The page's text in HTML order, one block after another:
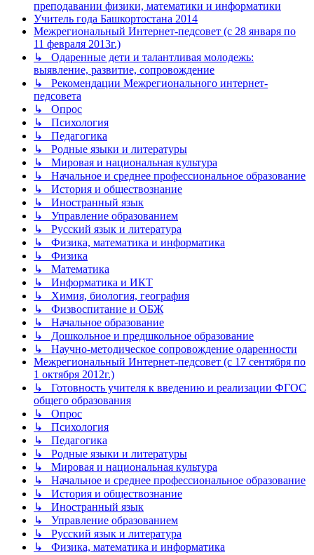
преподавании физики, математики и информатики
Учитель года Башкортостана 2014
Межрегиональный Интернет-педсовет (с 28 января по
11 февраля 2013г.)
↳ Одаренные дети и талантливая молодежь:
выявление, развитие, сопровождение
↳ Рекомендации Межрегионального интернет-
педсовета
↳ Опрос
↳ Психология
↳ Педагогика
↳ Родные языки и литературы
↳ Мировая и национальная культура
↳ Начальное и среднее профессиональное образование
↳ История и обществознание
↳ Иностранный язык
↳ Управление образованием
↳ Русский язык и литература
↳ Физика, математика и информатика
↳ Физика
↳ Математика
↳ Информатика и ИКТ
↳ Химия, биология, география
↳ Физвоспитание и ОБЖ
↳ Начальное образование
↳ Дошкольное и предшкольное образование
↳ Научно-методическое сопровождение одаренности
Межрегиональный Интернет-педсовет (с 17 сентября по
1 октября 2012г.)
↳ Готовность учителя к введению и реализации ФГОС
общего образования
↳ Опрос
↳ Психология
↳ Педагогика
↳ Родные языки и литературы
↳ Мировая и национальная культура
↳ Начальное и среднее профессиональное образование
↳ История и обществознание
↳ Иностранный язык
↳ Управление образованием
↳ Русский язык и литература
↳ Физика, математика и информатика